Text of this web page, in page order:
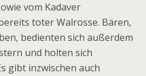
vom Kadaver
toter Walrosse. Bären,
bedienten sich außerdem
und holten sich
gibt inzwischen auch